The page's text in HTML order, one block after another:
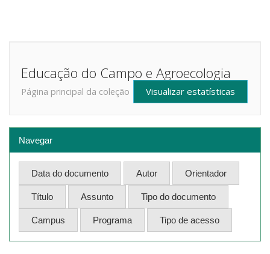
Educação do Campo e Agroecologia
Página principal da coleção Visualizar estatísticas
Navegar